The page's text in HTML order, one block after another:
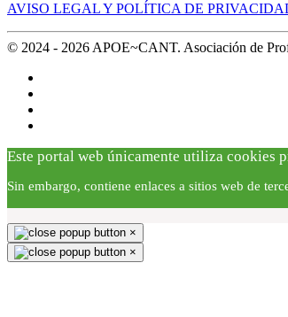
AVISO LEGAL Y POLÍTICA DE
© 2024 - 2026 APOE~CANT. Asociación de
Este portal web únicamente utiliza cookies
Sin embargo, contiene enlaces a sitios web de
×
×